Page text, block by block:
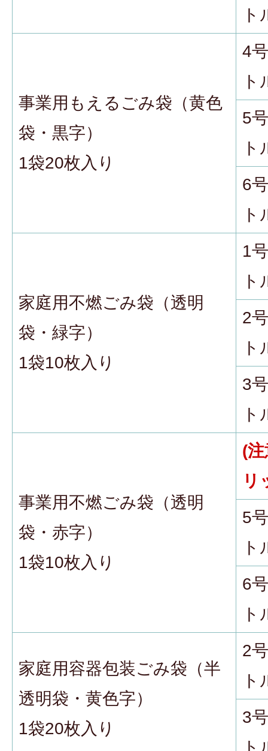
ト
事業用もえるごみ袋（黄色
袋・黒字）
1袋20枚入り
4
ト
5
ト
6
ト
家庭用不燃ごみ袋（透明
袋・緑字）
1袋10枚入り
1
ト
2
ト
3
ト
事業用不燃ごみ袋（透明
袋・赤字）
1袋10枚入り
(
リ
5
ト
6
ト
家庭用容器包装ごみ袋（半
透明袋・黄色字）
1袋20枚入り
2
ト
3
ト